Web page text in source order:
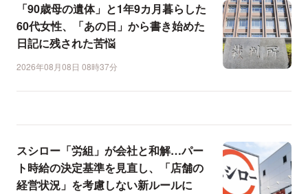
「90歳母の遺体」と1年9カ月暮らした
60代女性、「あの日」から書き始めた
日記に残された苦悩
2026年08月08日 08時37分
スシロー「労組」が会社と和解…パー
ト時給の決定基準を見直し、「店舗の
経営状況」を考慮しない新ルールに